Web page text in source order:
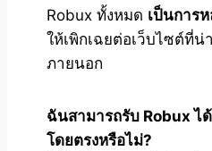
Robux ทั้งหมด เป็นการ
ให้เพิกเฉยต่อเว็บไซต์ที่น่
ภายนอก
ฉันสามารถรับ Robux ไ
โดยตรงหรือไม่?